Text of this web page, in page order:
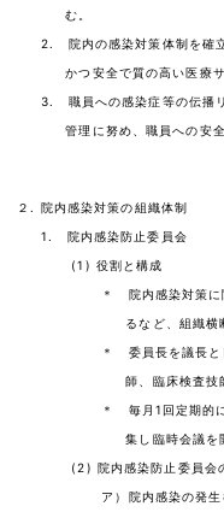
む。
2. 院内の感染対策体制を確
かつ安全で質の高い医療
3. 職員への感染症等の伝播
管理に努め、職員への安
２. 院内感染対策の組織体制
1. 院内感染防止委員会
(1) 役割と構成
＊ 院内感染対策に
るなど、組織横
＊ 委員長を議長と
師、臨床検査技
＊ 毎月1回定期的
集し臨時会議を
(2) 院内感染防止委員会
ア）院内感染の発